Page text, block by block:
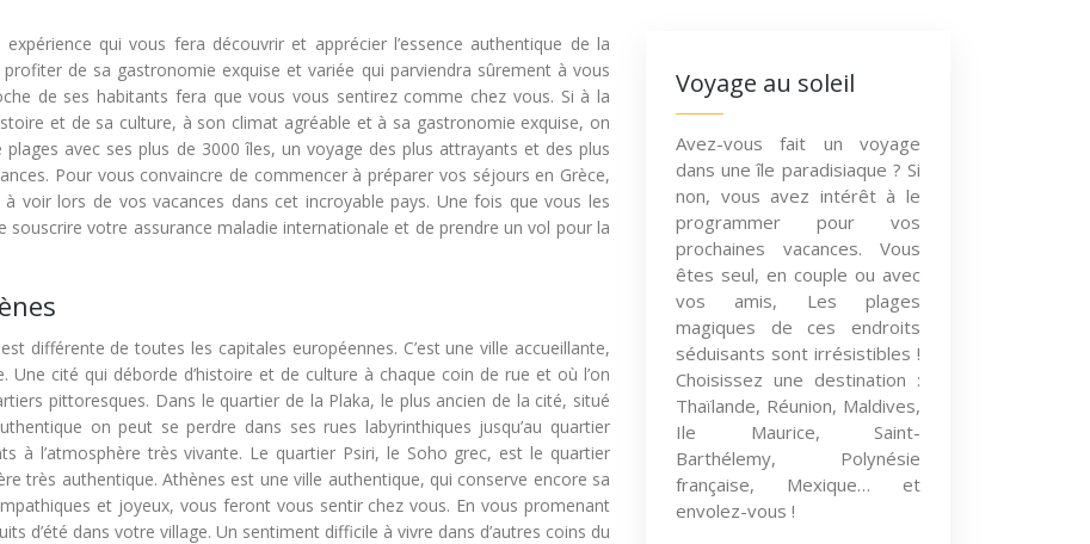
qui vous fera découvrir et apprécier l’essence authentique de la
de sa gastronomie exquise et variée qui parviendra sûrement à vous
de ses habitants fera que vous vous sentirez comme chez vous. Si à la
et de sa culture, à son climat agréable et à sa gastronomie exquise, on
avec ses plus de 3000 îles, un voyage des plus attrayants et des plus
Pour vous convaincre de commencer à préparer vos séjours en Grèce,
voir lors de vos vacances dans cet incroyable pays. Une fois que vous les
souscrire votre assurance maladie internationale et de prendre un vol pour la
différente de toutes les capitales européennes. C’est une ville accueillante,
Une cité qui déborde d’histoire et de culture à chaque coin de rue et où l’on
pittoresques. Dans le quartier de la Plaka, le plus ancien de la cité, situé
on peut se perdre dans ses rues labyrinthiques jusqu’au quartier
à l’atmosphère très vivante. Le quartier Psiri, le Soho grec, est le quartier
très authentique. Athènes est une ville authentique, qui conserve encore sa
et joyeux, vous feront vous sentir chez vous. En vous promenant
d’été dans votre village. Un sentiment difficile à vivre dans d’autres coins du
Voyage au soleil
Avez-vous fait un voyage
dans une île paradisiaque ? Si
non, vous avez intérêt à le
programmer pour vos
prochaines vacances. Vous
êtes seul, en couple ou avec
vos amis, Les plages
magiques de ces endroits
séduisants sont irrésistibles !
Choisissez une destination :
Thaïlande, Réunion, Maldives,
Ile Maurice, Saint-
Barthélemy, Polynésie
française, Mexique… et
envolez-vous !